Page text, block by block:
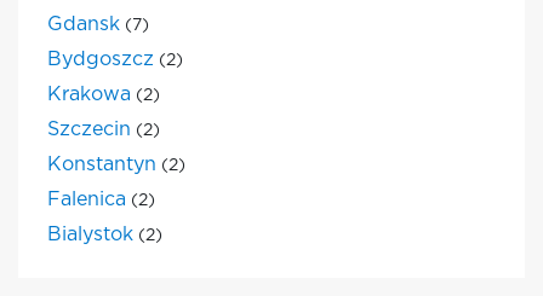
Gdansk (7)
Bydgoszcz (2)
Krakowa (2)
Szczecin (2)
Konstantyn (2)
Falenica (2)
Bialystok (2)